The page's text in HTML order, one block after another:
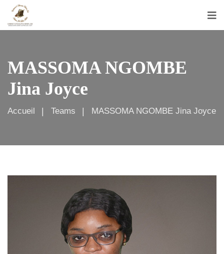
MASSOMA NGOMBE
Jina Joyce
Accueil Teams MASSOMA NGOMBE Jina Joyce